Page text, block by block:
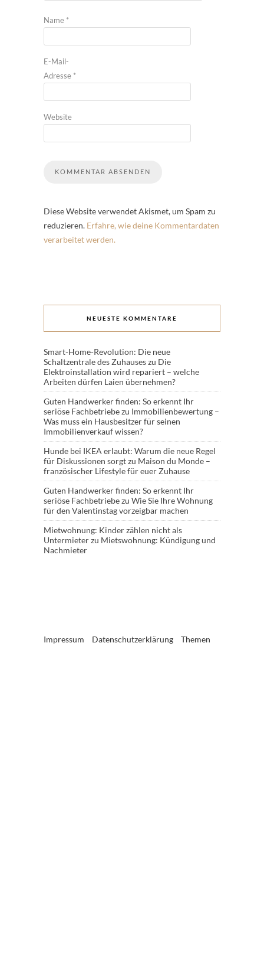
Name *
E-Mail-
Adresse *
Website
Diese Website verwendet Akismet, um Spam zu
reduzieren. Erfahre, wie deine Kommentardaten
verarbeitet werden.
NEUESTE KOMMENTARE
Smart-Home-Revolution: Die neue
Schaltzentrale des Zuhauseszu Die
Elektroinstallation wird repariert – welche
Arbeiten dürfen Laien übernehmen?
Guten Handwerker finden: So erkennt Ihr
seriöse Fachbetriebezu Immobilienbewertung –
Was muss ein Hausbesitzer für seinen
Immobilienverkauf wissen?
Hunde bei IKEA erlaubt: Warum die neue Regel
für Diskussionen sorgtzu Maison du Monde –
französischer Lifestyle für euer Zuhause
Guten Handwerker finden: So erkennt Ihr
seriöse Fachbetriebezu Wie Sie Ihre Wohnung
für den Valentinstag vorzeigbar machen
Mietwohnung: Kinder zählen nicht als
Untermieterzu Mietswohnung: Kündigung und
Nachmieter
Impressum Datenschutzerklärung Themen